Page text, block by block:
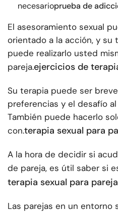
necesarioprueba de
El asesoramiento sexual
orientado a la acción, y su
puede realizarlo usted
pareja.ejercicios de
Su terapia puede ser
preferencias y el desafío
También puede hacerlo
con.terapia sexual para
A la hora de decidir si
de pareja, es útil saber si
terapia sexual para
Las parejas en un entorno